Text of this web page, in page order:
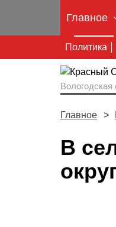
Главное
Политика
Вологодская
Главное
В